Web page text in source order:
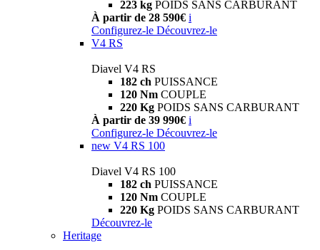
223 kg POIDS SANS CARBURANT
À partir de 28 590€ i
Configurez-le Découvrez-le
V4 RS
Diavel V4 RS
182 ch PUISSANCE
120 Nm COUPLE
220 Kg POIDS SANS CARBURANT
À partir de 39 990€ i
Configurez-le Découvrez-le
new V4 RS 100
Diavel V4 RS 100
182 ch PUISSANCE
120 Nm COUPLE
220 Kg POIDS SANS CARBURANT
Découvrez-le
Heritage